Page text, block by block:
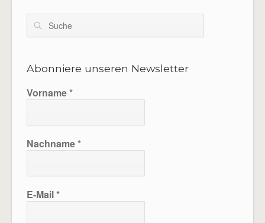
Suche
Abonniere unseren Newsletter
Vorname*
Nachname*
E-Mail*